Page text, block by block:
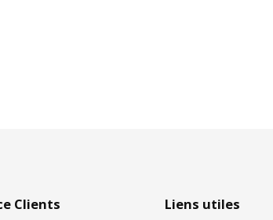
Clients Liens utiles